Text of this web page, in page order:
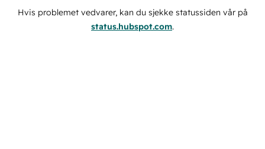
Hvis problemet vedvarer, kan du sjekke statussiden vår på
status.hubspot.com.